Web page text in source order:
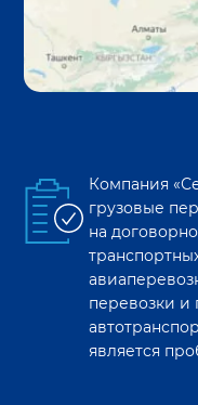
Компания
грузовые
на
перевозки и
является